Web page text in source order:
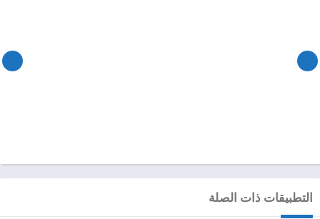
التطبيقات ذات الصلة